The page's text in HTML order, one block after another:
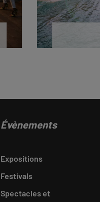
Évènements
Expositions
Festivals
Spectacles et